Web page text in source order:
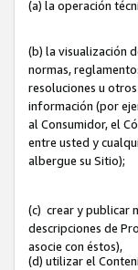
(a) la operación
(b) la visualización
normas,
resoluciones u
información (por
al Consumidor, el
entre usted y
albergue su Sitio);
(c) crear y publicar
descripciones de
asocie con éstos),
(d) utilizar el